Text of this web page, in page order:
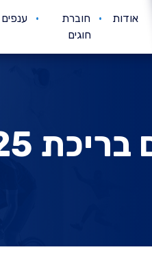
אודות
חוברת
חוגים
ענפים
25 מטר